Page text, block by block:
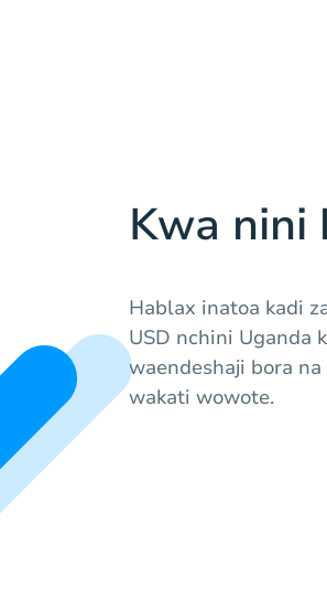
Kwa nini
Hablax inatoa kadi
USD nchini Uganda
waendeshaji bora
wakati wowote.